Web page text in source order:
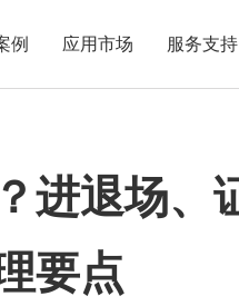
例 应用市场 服务支持
进退场、
进退场、
要点